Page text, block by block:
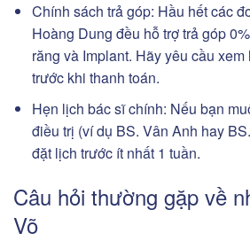
Chính sách trả góp: Hầu hết các
Hoàng Dung đều hỗ trợ trả góp
răng và Implant. Hãy yêu cầu
trước khi thanh toán.
Hẹn lịch bác sĩ chính: Nếu bạn
điều trị (ví dụ BS. Vân Anh hay
đặt lịch trước ít nhất 1 tuần.
Câu hỏi thường gặp về
Võ